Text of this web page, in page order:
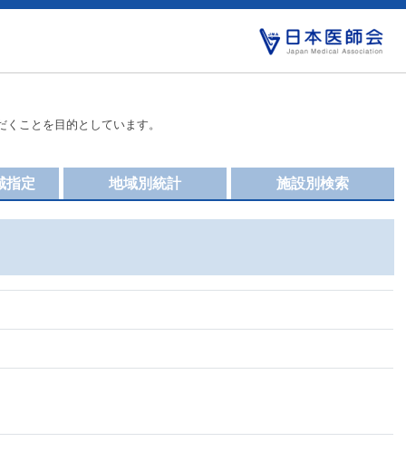
ことを目的としています。
施設別検索
地域別統計
指定